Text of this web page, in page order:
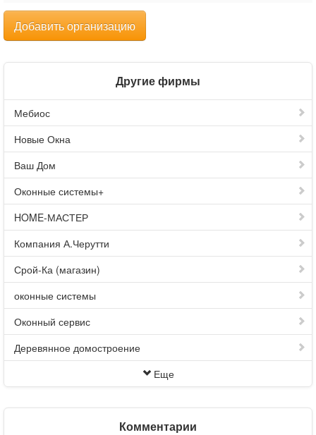
Добавить организацию
Другие фирмы
Мебиос
Новые Окна
Ваш Дом
Оконные системы+
HOME-МАСТЕР
Компания А.Черутти
Срой-Ка (магазин)
оконные системы
Оконный сервис
Деревянное домостроение
Еще
Комментарии